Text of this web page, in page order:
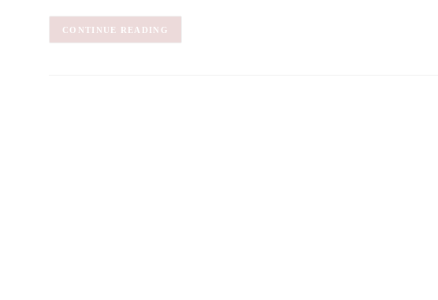
CONTINUE READING